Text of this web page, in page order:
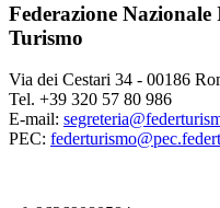
Federazione
Turismo
Via dei Cestari 34 - 00186
Tel. +39 320 57 80 986
E-mail:
PEC: